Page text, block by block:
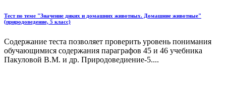
Тест по теме "Значение диких и домашних животных. Домашние животные"
(природоведение, 5 класс)
Содержание теста позволяет проверить уровень понимания
обучающимися содержания параграфов 45 и 46 учебника
Пакуловой В.М. и др. Природоведиение-5....